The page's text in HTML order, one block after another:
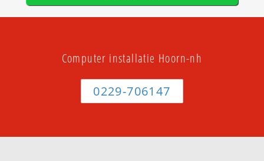
Computer installatie Hoorn-nh
0229-706147